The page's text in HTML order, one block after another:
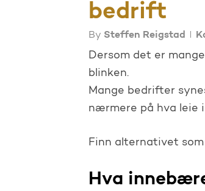
bedrift
By Steffen Reigstad
Dersom det er
blinken.
Mange bedrifter
nærmere på hva leie
Finn alternativet
Hva